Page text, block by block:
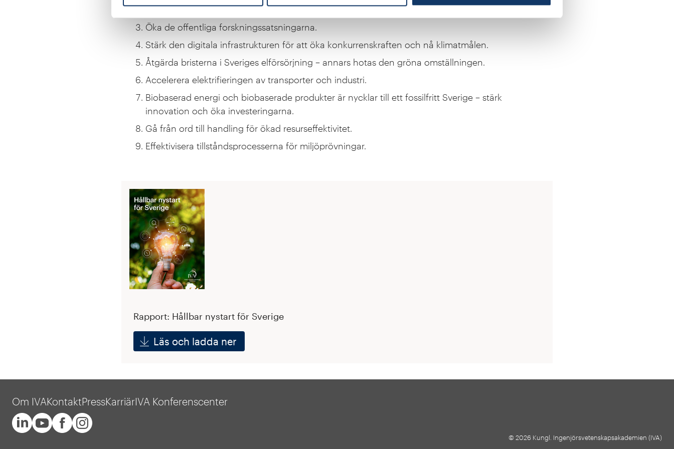
Satsa offensivt på utbildning i närtid – många måste göra jobbet.
Öka de offentliga forskningssatsningarna.
Stärk den digitala infrastrukturen för att öka konkurrenskraften och nå klimatmålen.
Åtgärda bristerna i Sveriges elförsörjning – annars hotas den gröna omställningen.
Accelerera elektrifieringen av transporter och industri.
Biobaserad energi och biobaserade produkter är nycklar till ett fossilfritt Sverige – stärk
innovation och öka investeringarna.
Gå från ord till handling för ökad resurseffektivitet.
Effektivisera tillståndsprocesserna för miljöprövningar.
Rapport: Hållbar nystart för Sverige
Läs och ladda ner
Om IVAKontaktPressKarriärIVA Konferenscenter
© 2026 Kungl. Ingenjörsvetenskapsakademien (IVA)